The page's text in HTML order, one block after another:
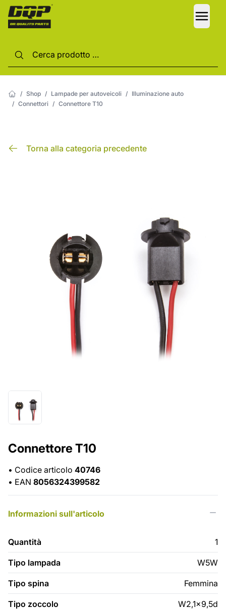
/ Shop / Lampade per autoveicoli / Illuminazione auto
/ Connettori / Connettore T10
Torna alla categoria precedente
Connettore T10
• Codice articolo 40746
• EAN 8056324399582
Informazioni sull'articolo
Quantità 1
Tipo lampada W5W
Tipo spina Femmina
Tipo zoccolo W2,1x9,5d